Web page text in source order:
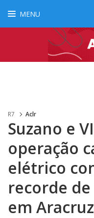
MENU
R7 Aclr
Suzano e
operação
elétrico
recorde
em Aracruz